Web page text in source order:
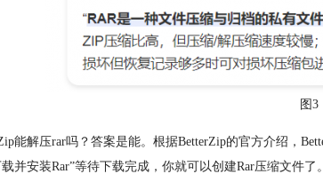
图3
能解压rar吗？答案是能。根据BetterZip的官方介绍，
并安装Rar”等待下载完成，你就可以创建Rar压缩文件了。